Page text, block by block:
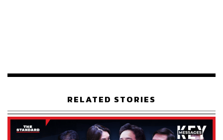
RELATED STORIES